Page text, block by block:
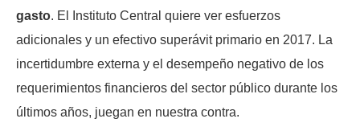
gasto. El Instituto Central quiere ver esfuerzos
adicionales y un efectivo superávit primario en 2017. La
incertidumbre externa y el desempeño negativo de los
requerimientos financieros del sector público durante los
últimos años, juegan en nuestra contra.